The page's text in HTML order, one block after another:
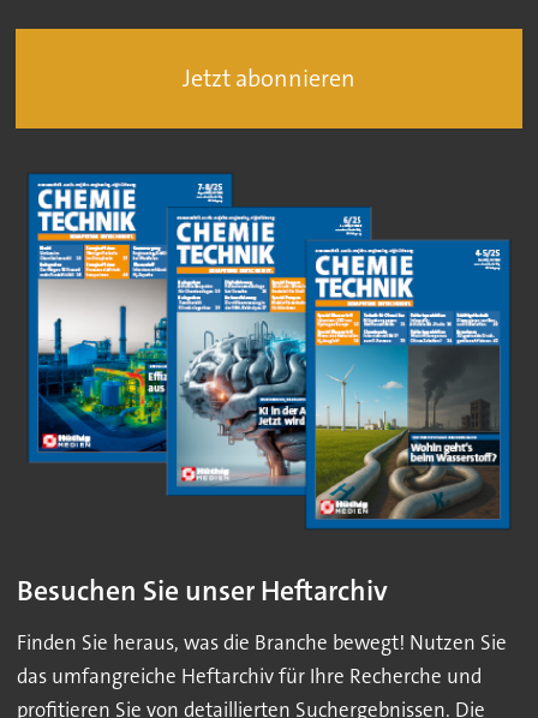
Jetzt abonnieren
Besuchen Sie unser Heftarchiv
Finden Sie heraus, was die Branche bewegt! Nutzen Sie
das umfangreiche Heftarchiv für Ihre Recherche und
profitieren Sie von detaillierten Suchergebnissen. Die